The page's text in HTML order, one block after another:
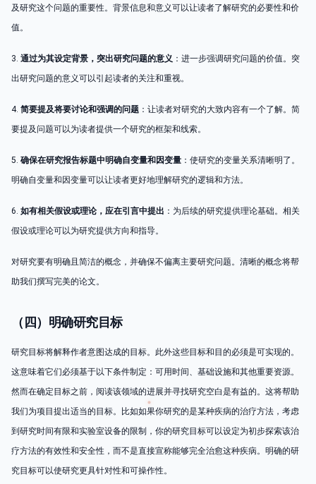
及研究这个问题的重要性。背景信息和意义可以让读者了解研究的必要性和价
值。
3. 通过为其设定背景，突出研究问题的意义 ：进一步强调研究问题的价值。突
出研究问题的意义可以引起读者的关注和重视。
4. 简要提及将要讨论和强调的问题 ：让读者对研究的大致内容有一个了解。简
要提及问题可以为读者提供一个研究的框架和线索。
5. 确保在研究报告标题中明确自变量和因变量 ：使研究的变量关系清晰明了。
明确自变量和因变量可以让读者更好地理解研究的逻辑和方法。
6. 如有相关假设或理论，应在引言中提出 ：为后续的研究提供理论基础。相关
假设或理论可以为研究提供方向和指导。
对研究要有明确且简洁的概念，并确保不偏离主要研究问题。清晰的概念将帮
助我们撰写完美的论文。
（四）明确研究目标
研究目标将解释作者意图达成的目标。此外这些目标和目的必须是可实现的。
这意味着它们必须基于以下条件制定：可用时间、基础设施和其他重要资源。
然而在确定目标之前，阅读该领域的进展并寻找研究空白是有益的。这将帮助
我们为项目提出适当的目标。比如如果你研究的是某种疾病的治疗方法，考虑
到研究时间有限和实验室设备的限制，你的研究目标可以设定为初步探索该治
疗方法的有效性和安全性，而不是直接宣称能够完全治愈这种疾病。明确的研
究目标可以使研究更具针对性和可操作性。